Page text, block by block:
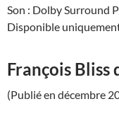
Son : Dolby Surround
Disponible
François Bliss
(Publié en décembre